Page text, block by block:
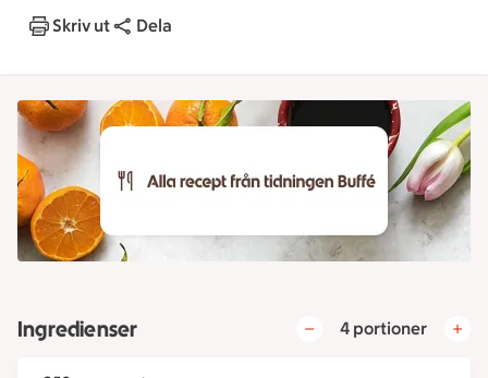
Skriv ut Dela
Ingredienser 4 portioner